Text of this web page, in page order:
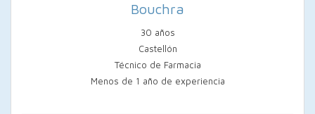
Bouchra
30 años
Castellón
Técnico de Farmacia
Menos de 1 año de experiencia